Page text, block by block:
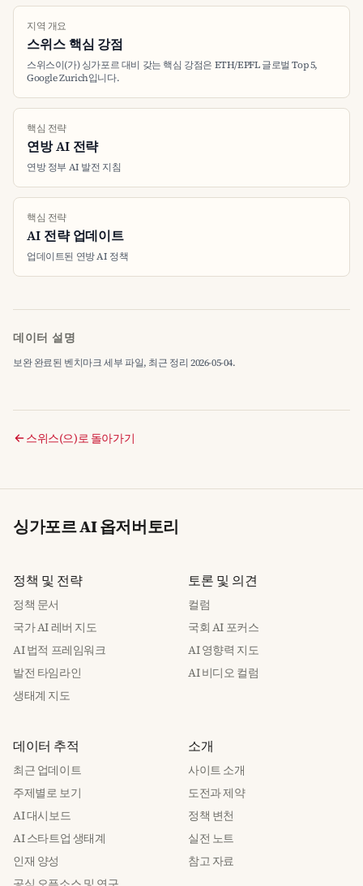
지역 개요
스위스 핵심 강점
스위스이(가) 싱가포르 대비 갖는 핵심 강점은 ETH/EPFL 글로벌 Top 5,
Google Zurich입니다.
핵심 전략
연방 AI 전략
연방 정부 AI 발전 지침
핵심 전략
AI 전략 업데이트
업데이트된 연방 AI 정책
데이터 설명
보완 완료된 벤치마크 세부 파일, 최근 정리 2026-05-04.
스위스(으)로 돌아가기
싱가포르 AI 옵저버토리
정책 및 전략
정책 문서
국가 AI 레버 지도
AI 법적 프레임워크
발전 타임라인
생태계 지도
토론 및 의견
컬럼
국회 AI 포커스
AI 영향력 지도
AI 비디오 컬럼
데이터 추적
최근 업데이트
주제별로 보기
AI 대시보드
AI 스타트업 생태계
인재 양성
소개
사이트 소개
도전과 제약
정책 변천
실전 노트
참고 자료